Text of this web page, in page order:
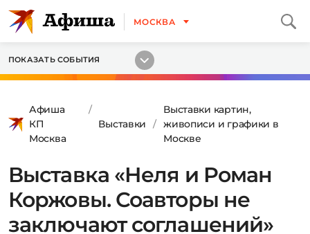
МОСКВА
ПОКАЗАТЬ СОБЫТИЯ
Афиша
КП
Москва
Выставки
Выставки картин,
живописи и графики в
Москве
Выставка «Неля и Роман
Коржовы. Соавторы не
заключают соглашений»